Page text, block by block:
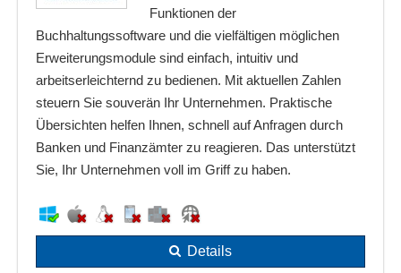
Funktionen der
Buchhaltungssoftware und die vielfältigen möglichen
Erweiterungsmodule sind einfach, intuitiv und
arbeitserleichternd zu bedienen. Mit aktuellen Zahlen
steuern Sie souverän Ihr Unternehmen. Praktische
Übersichten helfen Ihnen, schnell auf Anfragen durch
Banken und Finanzämter zu reagieren. Das unterstützt
Sie, Ihr Unternehmen voll im Griff zu haben.
Details